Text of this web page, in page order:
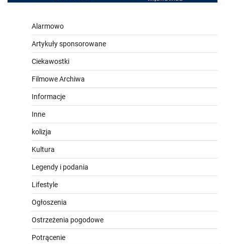
Alarmowo
Artykuły sponsorowane
Ciekawostki
Filmowe Archiwa
Informacje
Inne
kolizja
Kultura
Legendy i podania
Lifestyle
Ogłoszenia
Ostrzeżenia pogodowe
Potrącenie